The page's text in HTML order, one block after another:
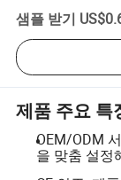
샘플 받기
제품 주요 특
OEM/ODM
을 맞춤 설정